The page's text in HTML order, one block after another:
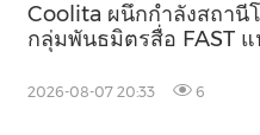
Coolita ผนึกกำลังสถานี
กลุ่มพันธมิตรสื่อ FAST
2026-08-07 20:33 6